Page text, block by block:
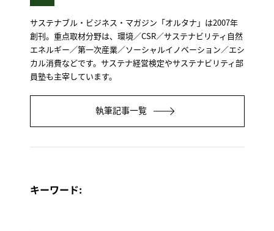
サステナブル・ビジネス・マガジン「オルタナ」は2007年
創刊。重点取材分野は、環境／CSR／サステナビリティ自然
エネルギー／第一次産業／ソーシャルイノベーション／エシ
カル消費などです。サステナ経営検定やサステナビリティ部
員塾も主宰しています。
執筆記事一覧
キーワード: